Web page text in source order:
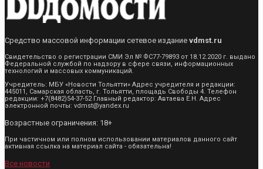
Средство массовой информации сетевое издание vdmst.ru
Свидетельство о регистрации СМИ Эл № ФС77-79893 от 18.12.2020 г. выдано
Федеральной службой по надзору в сфере связи, информационных
технологий и массовых коммуникаций.
Учредитель: МБУ «Новости Тольятти» Адрес учредителя и редакции:
445011, Самарская область, г. Тольятти, площадь Свободы 4. Телефон
редакции: +7(8482)54-37-52 Главный редактор: Автаева Е.Н. Адрес
электронной почты: vdmst@yandex.ru
Возрастные ограничения: 18+
При частичном или полном использовании материалов данного сайт
активная ссылка на материал сайта - обязательна!
Все новости